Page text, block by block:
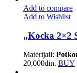
Add to compare
Add to Wishlist
„Kocka 2×2
Materijali:
20,000din. BUY